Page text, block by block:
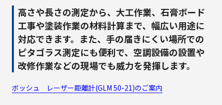
高さや長さの測定から、大工作業、石膏ボード
工事や塗装作業の材料計算まで、幅広い用途に
対応できます。また、手の届きにくい場所での
ピタゴラス測定にも便利で、空調設備の設置や
改修作業などの現場でも威力を発揮します。
ボッシュ レーザー距離計(GLM 50-21)のご案内